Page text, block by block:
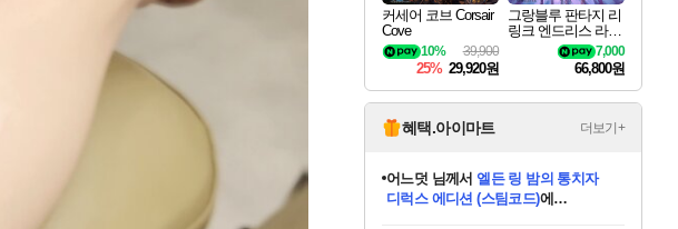
커세어 코브 Corsair
Cove
39,900
10%
25% 29,920원
그랑블루 판타지 리
링크 엔드리스 라그
나로크 Granblue Fa
ntasy Relink Endless
7,000
66,800원
혜택.아이마트 더보기+
어느덧 님께서엘든 링 밤의 통치자
디럭스 에디션 (스팀코드)에